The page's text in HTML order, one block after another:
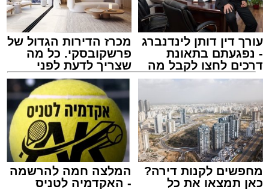
מעגלים
מנהל האתר / 20:31 06.08.26
עורך דין דותן לינדנברג
- נפגעתם בתאונת
דרכים לחצו לקבל מה
שמגיע לכם
מכרז הדירות הגדול של
פרשקובסקי. כל מה
שצריך לדעת לפני
שמגישים הצעה לדירה
באשדוד
מחפשים לקנות דירה?
כאן תמצאו את כל
המלצה חמה להרשמה
- האקדמיה לטניס